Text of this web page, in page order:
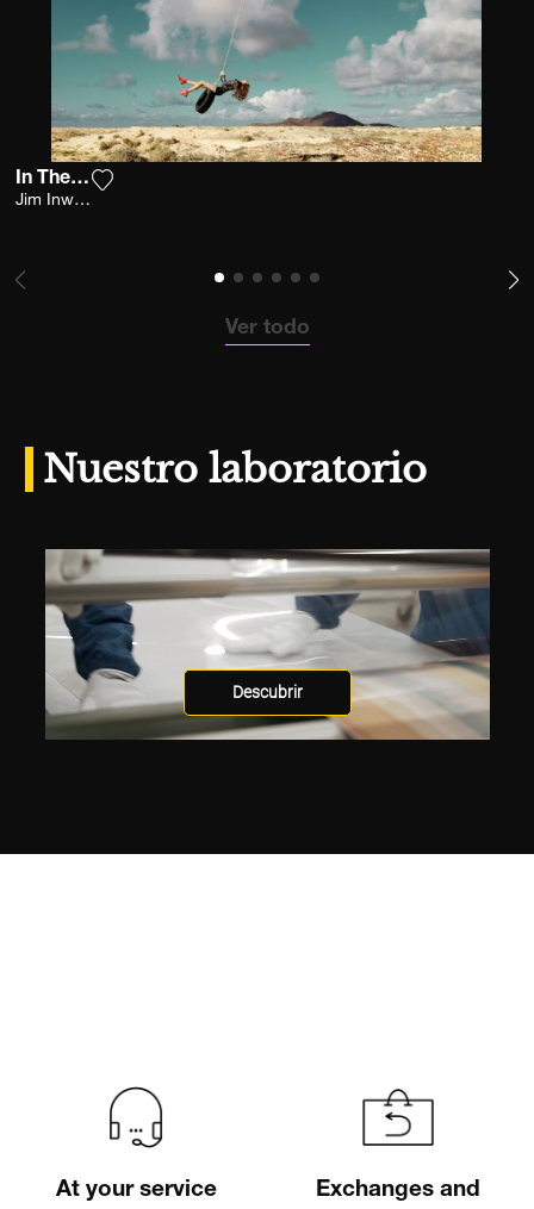
In The Sky
Jim Inwood
Ver todo
Nuestro laboratorio
Descubrir
At your service
Exchanges and